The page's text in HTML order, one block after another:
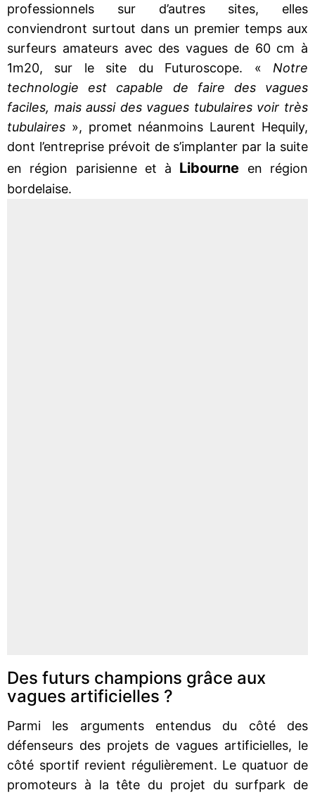
professionnels sur d’autres sites, elles
conviendront surtout dans un premier temps aux
surfeurs amateurs avec des vagues de 60 cm à
1m20, sur le site du Futuroscope. « Notre
technologie est capable de faire des vagues
faciles, mais aussi des vagues tubulaires voir très
tubulaires », promet néanmoins Laurent Hequily,
dont l’entreprise prévoit de s’implanter par la suite
en région parisienne et à Libourne en région
bordelaise.
Des futurs champions grâce aux
vagues artificielles ?
Parmi les arguments entendus du côté des
défenseurs des projets de vagues artificielles, le
côté sportif revient régulièrement. Le quatuor de
promoteurs à la tête du projet du surfpark de